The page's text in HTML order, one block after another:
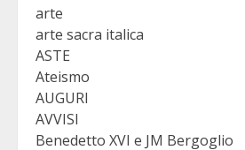
arte
arte sacra italica
ASTE
Ateismo
AUGURI
AVVISI
Benedetto XVI e JM Bergoglio